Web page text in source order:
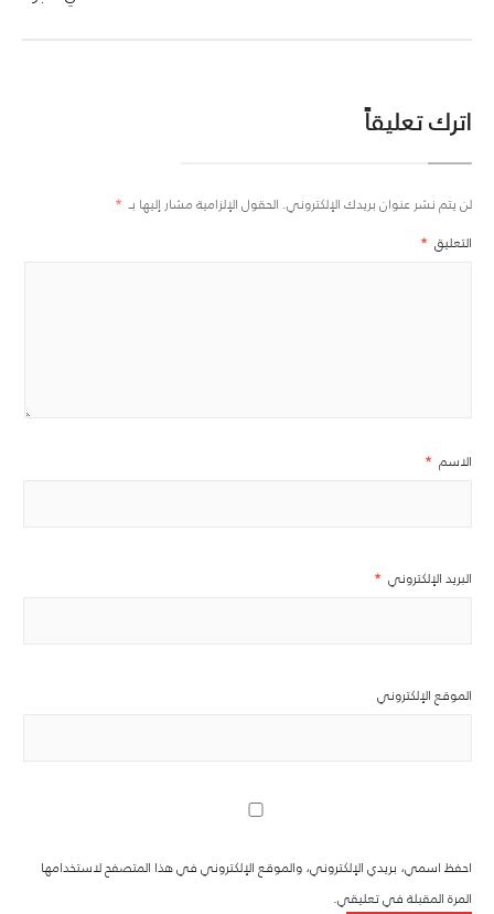
اترك تعليقاً
لن يتم نشر عنوان بريدك الإلكتروني. الحقول الإلزامية مشار إليها بـ *
التعليق *
الاسم *
البريد الإلكتروني *
الموقع الإلكتروني
احفظ اسمي، بريدي الإلكتروني، والموقع الإلكتروني في هذا المتصفح لاستخدامها
المرة المقبلة في تعليقي.